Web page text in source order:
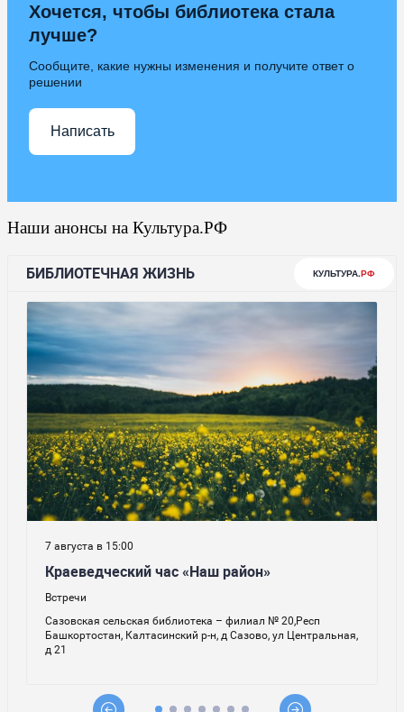
Хочется, чтобы библиотека стала
лучше?
Сообщите, какие нужны изменения и получите ответ о
решении
Написать
Наши анонсы на Культура.РФ